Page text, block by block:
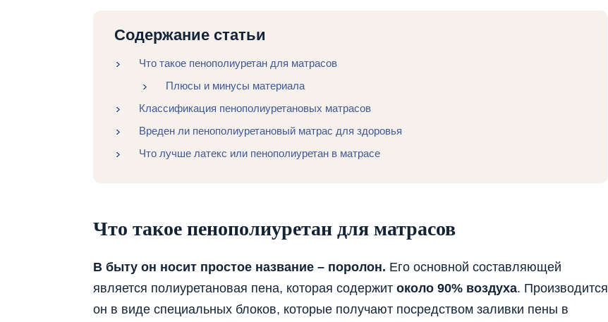
Содержание статьи
Что такое пенополиуретан для матрасов
Плюсы и минусы материала
Классификация пенополиуретановых матрасов
Вреден ли пенополиуретановый матрас для здоровья
Что лучше латекс или пенополиуретан в матрасе
Что такое пенополиуретан для матрасов
В быту он носит простое название – поролон. Его основной составляющей
является полиуретановая пена, которая содержит около 90% воздуха. Производится
он в виде специальных блоков, которые получают посредством заливки пены в